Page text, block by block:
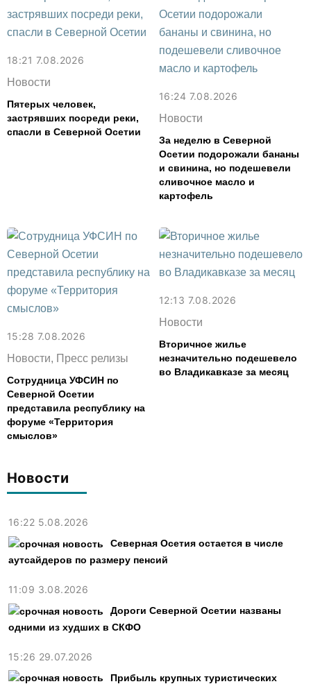
Новости
16:22 5.08.2026
Северная Осетия остается в числе
аутсайдеров по размеру пенсий
11:09 3.08.2026
Дороги Северной Осетии названы
одними из худших в СКФО
15:26 29.07.2026
Прибыль крупных туристических
18:21 7.08.2026
Новости
Пятерых человек,
застрявших посреди реки,
спасли в Северной Осетии
16:24 7.08.2026
Новости
За неделю в Северной
Осетии подорожали бананы
и свинина, но подешевели
сливочное масло и
картофель
15:28 7.08.2026
Новости, Пресс релизы
Сотрудница УФСИН по
Северной Осетии
представила республику на
форуме «Территория
смыслов»
12:13 7.08.2026
Новости
Вторичное жилье
незначительно подешевело
во Владикавказе за месяц